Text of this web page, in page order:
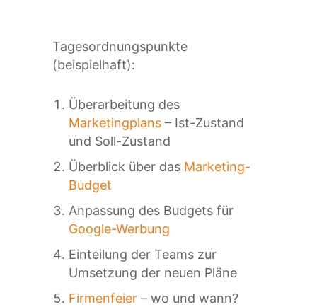
Tagesordnungspunkte
(beispielhaft):
Überarbeitung des
Marketingplans – Ist-Zustand
und Soll-Zustand
Überblick über das Marketing-
Budget
Anpassung des Budgets für
Google-Werbung
Einteilung der Teams zur
Umsetzung der neuen Pläne
Firmenfeier – wo und wann?